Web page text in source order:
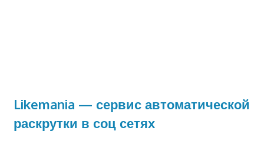
Likemania — сервис автоматической
раскрутки в соц сетях